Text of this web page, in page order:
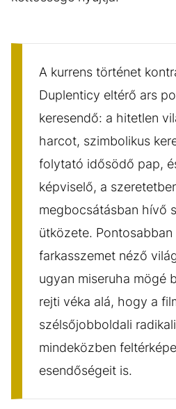
A kurrens történet
Duplenticy eltérő ars
keresendő: a hitetlen
harcot, szimbolikus
folytató idősödő pap,
képviselő, a
megbocsátásban hívő
ütközete. Pontosabban
farkasszemet néző
ugyan miseruha mögé
rejti véka alá, hogy a
szélsőjobboldali
mindeközben
esendőségeit is.